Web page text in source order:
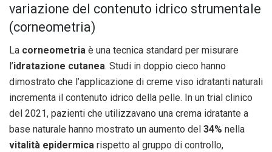
variazione del contenuto idrico strumentale
(corneometria)
La corneometria è una tecnica standard per misurare
l’idratazione cutanea. Studi in doppio cieco hanno
dimostrato che l’applicazione di creme viso idratanti naturali
incrementa il contenuto idrico della pelle. In un trial clinico
del 2021, pazienti che utilizzavano una crema idratante a
base naturale hanno mostrato un aumento del 34% nella
vitalità epidermica rispetto al gruppo di controllo,